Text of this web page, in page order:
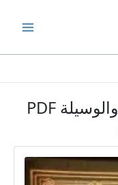
رابط تحميل كتاب التوسل والوسيلة PDF